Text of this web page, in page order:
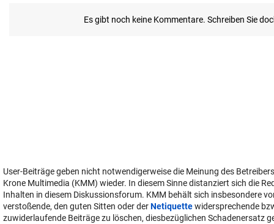
User-Beiträge geben nicht notwendigerweise die Meinung des
Krone Multimedia (KMM) wieder. In diesem Sinne distanziert sich die
Inhalten in diesem Diskussionsforum. KMM behält sich insbesondere
verstoßende, den guten Sitten oder derNetiquettewidersprechende
zuwiderlaufende Beiträge zu löschen, diesbezüglichen Schadenersatz